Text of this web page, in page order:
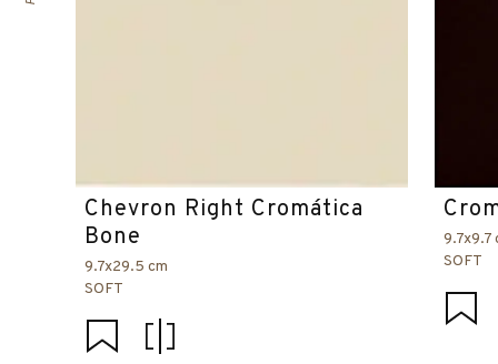
Chevron Right Cromática
Bone
9.7x29.5 cm
SOFT
9.7x9.7
SOFT